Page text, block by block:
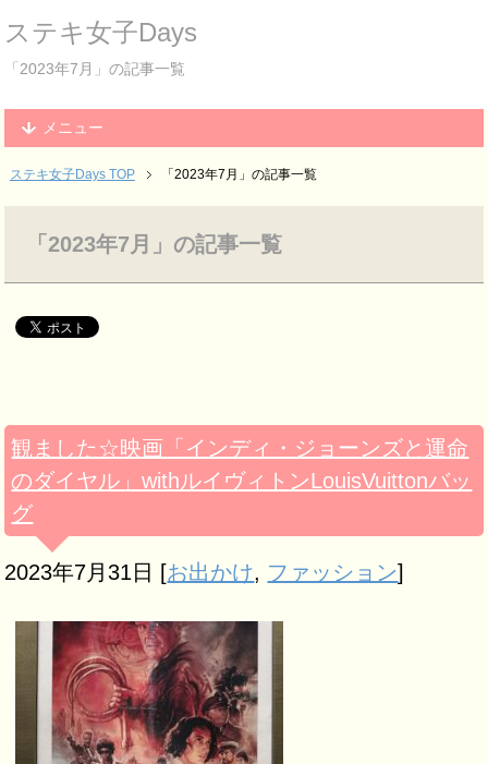
ステキ女子Days
「2023年7月」の記事一覧
メニュー
ステキ女子Days TOP 「2023年7月」の記事一覧
「2023年7月」の記事一覧
観ました☆映画「インディ・ジョーンズと運命
のダイヤル」withルイヴィトンLouisVuittonバッ
グ
2023年7月31日 [お出かけ, ファッション]